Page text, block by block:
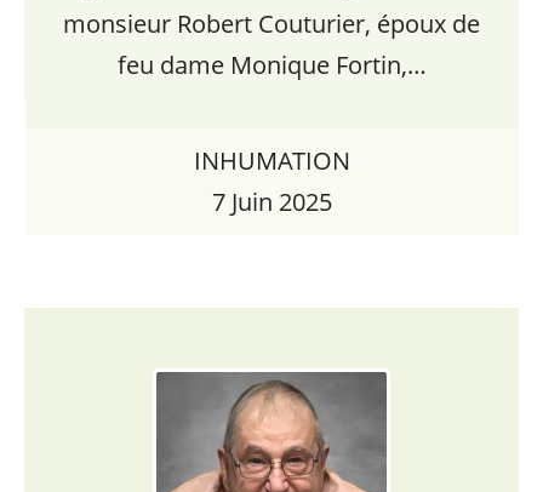
monsieur Robert Couturier, époux de
feu dame Monique Fortin,…
INHUMATION
7 Juin 2025